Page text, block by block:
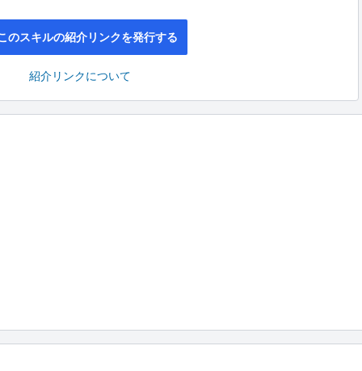
のスキルの紹介リンクを発行する
紹介リンクについて